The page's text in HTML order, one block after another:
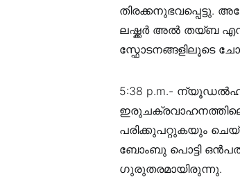
തിരക്കനുഭവപ്പെട്ടു.
ലഷ്ക്കർ അൽ തയ്ബ
സ്ഫോടനങ്ങളിലൂടെ
5:38 p.m.-
ഇരുചക്രവാഹനത്തിലെ
പരിക്കുപറ്റുകയും
ബോംബു പൊട്ടി
ഗുരുതരമായിരുന്നു.